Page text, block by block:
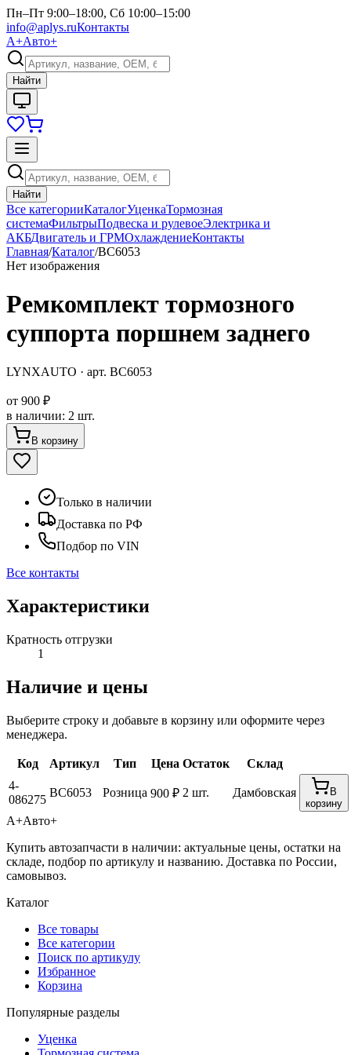
Пн–Пт 9:00–18:00, Сб 10:00–15:00
info@aplys.ruКонтакты
А+Авто+
Найти
Найти
Все категорииКаталогУценкаТормозная
системаФильтрыПодвеска и рулевоеЭлектрика и
АКБДвигатель и ГРМОхлаждениеКонтакты
Главная/Каталог/BC6053
Нет изображения
Ремкомплект тормозного
суппорта поршнем заднего
LYNXAUTO · арт. BC6053
от 900 ₽
в наличии: 2 шт.
В корзину
Только в наличии
Доставка по РФ
Подбор по VIN
Все контакты
Характеристики
Кратность отгрузки
1
Наличие и цены
Выберите строку и добавьте в корзину или оформите через
менеджера.
Код Артикул Тип Цена Остаток
Склад
4-
086275
BC6053 Розница 900 ₽ 2 шт. Дамбовская
В
корзину
А+Авто+
Купить автозапчасти в наличии: актуальные цены, остатки на
складе, подбор по артикулу и названию. Доставка по России,
самовывоз.
Каталог
Все товары
Все категории
Поиск по артикулу
Избранное
Корзина
Популярные разделы
Уценка